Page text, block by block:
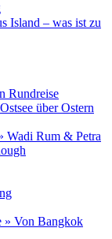
Island – was ist zu
Rundreise
über Ostern
Wadi Rum & Petra
» Von Bangkok